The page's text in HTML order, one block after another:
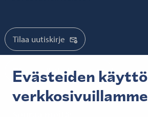
Evästeiden käyttö
verkkosivuillamme
Tilaa uutiskirje
Tilaa mediatiedotteet